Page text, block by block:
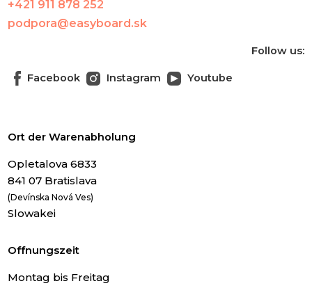
+421 911 878 252
podpora@easyboard.sk
Follow us:
Facebook Instagram Youtube
Ort der Warenabholung
Opletalova 6833
841 07 Bratislava
(Devínska Nová Ves)
Slowakei
Offnungszeit
Montag bis Freitag